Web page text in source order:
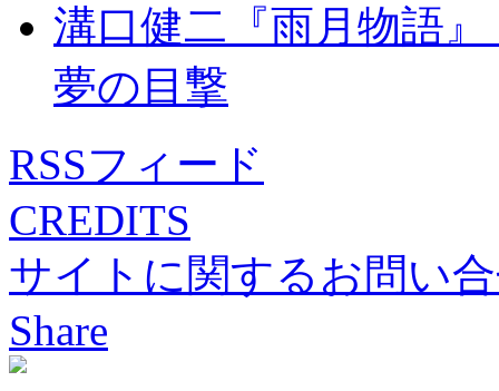
溝口健二『雨月物語』
夢の目撃
RSSフィード
CREDITS
サイトに関するお問い
Share